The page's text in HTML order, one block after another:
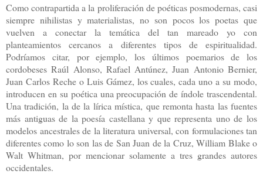
Como contrapartida a la proliferación de poéticas posmodernas, casi
siempre nihilistas y materialistas, no son pocos los poetas que
vuelven a conectar la temática del tan mareado yo con
planteamientos cercanos a diferentes tipos de espiritualidad.
Podríamos citar, por ejemplo, los últimos poemarios de los
cordobeses Raúl Alonso, Rafael Antúnez, Juan Antonio Bernier,
Juan Carlos Reche o Luis Gámez, los cuales, cada uno a su modo,
introducen en su poética una preocupación de índole trascendental.
Una tradición, la de la lírica mística, que remonta hasta las fuentes
más antiguas de la poesía castellana y que representa uno de los
modelos ancestrales de la literatura universal, con formulaciones tan
diferentes como lo son las de San Juan de la Cruz, William Blake o
Walt Whitman, por mencionar solamente a tres grandes autores
occidentales.